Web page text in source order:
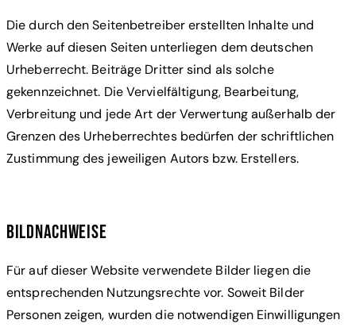
Die durch den Seitenbetreiber erstellten Inhalte und
Werke auf diesen Seiten unterliegen dem deutschen
Urheberrecht. Beiträge Dritter sind als solche
gekennzeichnet. Die Vervielfältigung, Bearbeitung,
Verbreitung und jede Art der Verwertung außerhalb der
Grenzen des Urheberrechtes bedürfen der schriftlichen
Zustimmung des jeweiligen Autors bzw. Erstellers.
Bildnachweise
Für auf dieser Website verwendete Bilder liegen die
entsprechenden Nutzungsrechte vor. Soweit Bilder
Personen zeigen, wurden die notwendigen Einwilligungen